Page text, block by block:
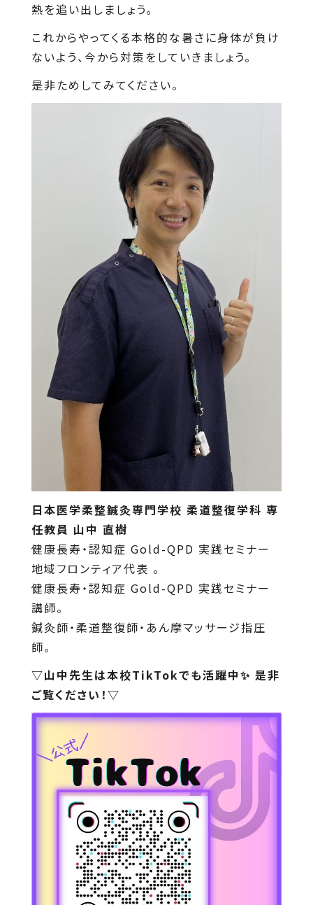
熱を追い出しましょう。
これからやってくる本格的な暑さに身体が負け
ないよう、今から対策をしていきましょう。
是非ためしてみてください。
日本医学柔整鍼灸専門学校 柔道整復学科 専
任教員 山中 直樹
健康長寿・認知症 Gold-QPD 実践セミナー
地域フロンティア代表 。
健康長寿・認知症 Gold-QPD 実践セミナー
講師。
鍼灸師・柔道整復師・あん摩マッサージ指圧
師。
▽山中先生は本校TikTokでも活躍中✨ 是非
ご覧ください！▽